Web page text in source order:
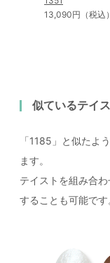
13,090円（税込）
似ているテイ
「1185」と似たよ
ます。
テイストを組み合
することも可能です